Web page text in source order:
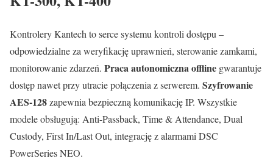
Kontrolery Kantech to serce systemu kontroli dostępu –
odpowiedzialne za weryfikację uprawnień, sterowanie zamkami,
monitorowanie zdarzeń. Praca autonomiczna offline gwarantuje
dostęp nawet przy utracie połączenia z serwerem. Szyfrowanie
AES-128zapewnia bezpieczną komunikację IP. Wszystkie
modele obsługują: Anti-Passback, Time & Attendance, Dual
Custody, First In/Last Out, integrację z alarmami DSC
PowerSeries NEO.